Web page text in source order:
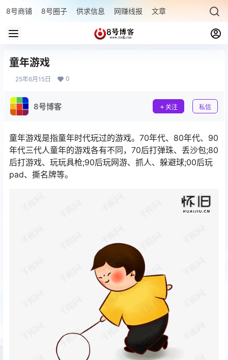
8号商铺 8号圈子 供求信息 网赚线报 文章专题 最新文章
童年游戏
25年6月15日 0
8号博客 关注 私信
童年游戏是指童年时代玩过的游戏。70年代、80年代、90
年代三代人童年的游戏各有不同，70后打弹珠、丢沙包;80
后打游戏、玩玩具枪;90后玩网游、抓人、躲避球;00后玩
pad、撕名牌等。